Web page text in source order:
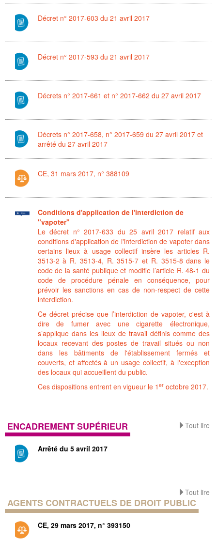
Décret n° 2017-603 du 21 avril 2017
Décret n° 2017-593 du 21 avril 2017
Décrets n° 2017-661 et n° 2017-662 du 27 avril 2017
Décrets n° 2017-658, n° 2017-659 du 27 avril 2017 et
arrêté du 27 avril 2017
CE, 31 mars 2017, n° 388109
Conditions d'application de l'interdiction de
"vapoter"
Le décret n° 2017-633 du 25 avril 2017 relatif aux
conditions d'application de l'interdiction de vapoter dans
certains lieux à usage collectif insère les articles R.
3513-2 à R. 3513-4, R. 3515-7 et R. 3515-8 dans le
code de la santé publique et modifie l’article R. 48-1 du
code de procédure pénale en conséquence, pour
prévoir les sanctions en cas de non-respect de cette
interdiction.
Ce décret précise que l’interdiction de vapoter, c'est à
dire de fumer avec une cigarette électronique,
s’applique dans les lieux de travail définis comme des
locaux recevant des postes de travail situés ou non
dans les bâtiments de l'établissement fermés et
couverts, et affectés à un usage collectif, à l'exception
des locaux qui accueillent du public.
Ces dispositions entrent en vigueur le 1 eroctobre 2017.
Tout lire
ENCADREMENT SUPÉRIEUR
Arrêté du 5 avril 2017
Tout lire
AGENTS CONTRACTUELS DE DROIT PUBLIC
CE, 29 mars 2017, n° 393150